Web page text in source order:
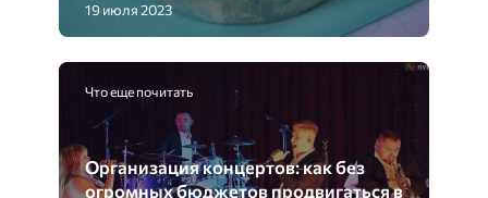
19 июля 2023
Что еще почитать
Организация концертов: как без
огромных бюджетов продвигаться в